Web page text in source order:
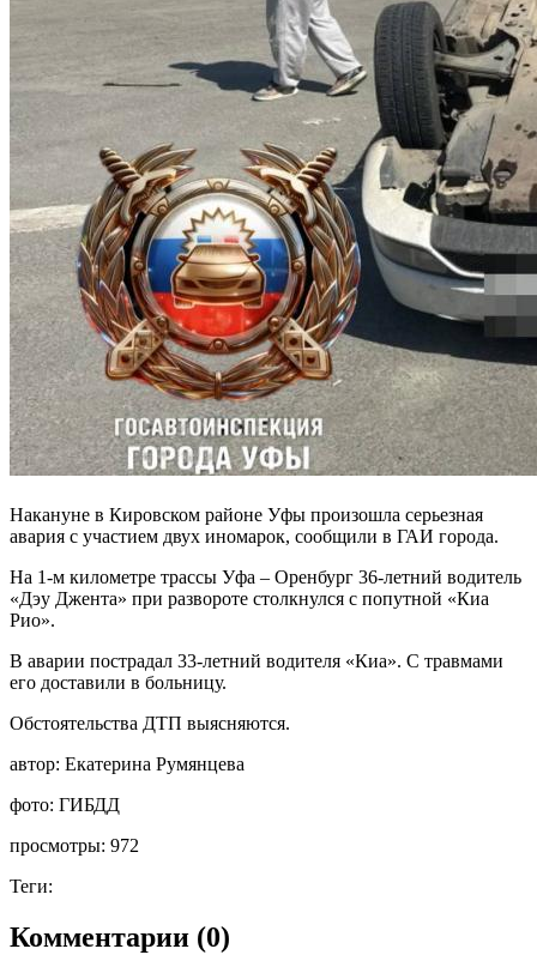
Накануне в Кировском районе Уфы произошла серьезная
авария с участием двух иномарок, сообщили в ГАИ города.
На 1-м километре трассы Уфа – Оренбург 36-летний водитель
«Дэу Джента» при развороте столкнулся с попутной «Киа
Рио».
В аварии пострадал 33-летний водителя «Киа». С травмами
его доставили в больницу.
Обстоятельства ДТП выясняются.
автор: Екатерина Румянцева
фото: ГИБДД
просмотры: 972
Теги:
Комментарии (0)